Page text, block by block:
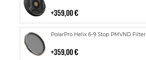
359,00 €
PolarPro Helix 6-9 Stop PMVND Filter
359,00 €
Lisää